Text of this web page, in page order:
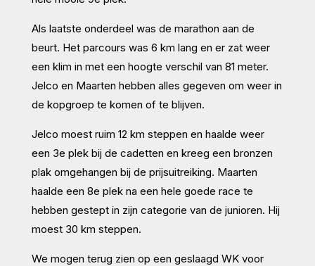
Als laatste onderdeel was de marathon aan de
beurt. Het parcours was 6 km lang en er zat weer
een klim in met een hoogte verschil van 81 meter.
Jelco en Maarten hebben alles gegeven om weer in
de kopgroep te komen of te blijven.
Jelco moest ruim 12 km steppen en haalde weer
een 3e plek bij de cadetten en kreeg een bronzen
plak omgehangen bij de prijsuitreiking. Maarten
haalde een 8e plek na een hele goede race te
hebben gestept in zijn categorie van de junioren. Hij
moest 30 km steppen.
We mogen terug zien op een geslaagd WK voor